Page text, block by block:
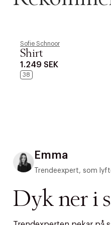
Sofie Schnoor
Shirt
1.249 SEK
38
Emma
Trendeexpert, som
Dyk ner i